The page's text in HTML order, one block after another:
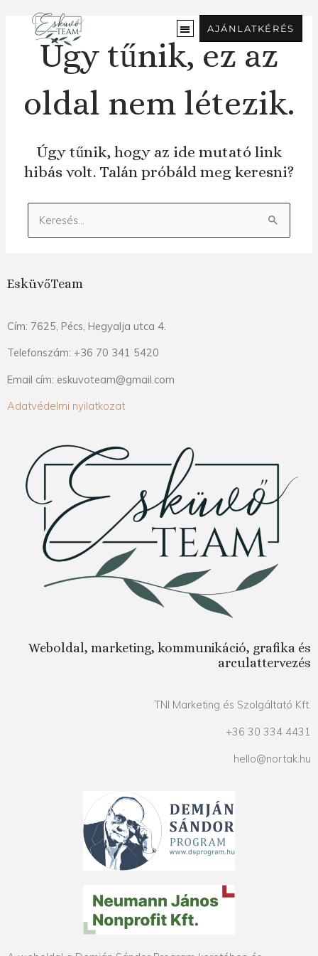
tartalomra
AJÁNLATKÉRÉS
Úgy tűnik, ez az
oldal nem létezik.
Úgy tűnik, hogy az ide mutató link
hibás volt. Talán próbáld meg keresni?
Keresés:
EsküvőTeam
Cím: 7625, Pécs, Hegyalja utca 4.
Telefonszám: +36 70 341 5420
Email cím: eskuvoteam@gmail.com
Adatvédelmi nyilatkozat
Weboldal, marketing, kommunikáció, grafika és
arculattervezés
TNI Marketing és Szolgáltató Kft.
+36 30 334 4431
hello@nortak.hu